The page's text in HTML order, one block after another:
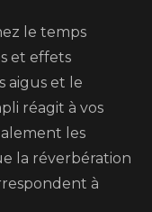
le temps
et effets
aigus et le
réagit à vos
les
la réverbération
à